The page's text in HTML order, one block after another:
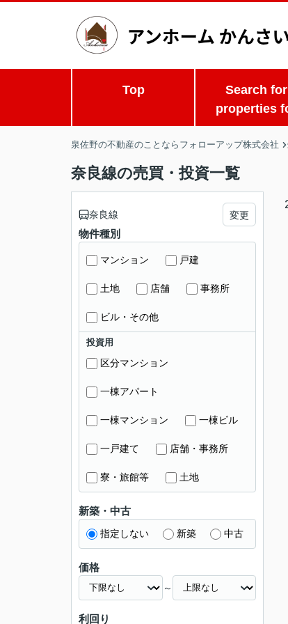
Top
Search for
properties
泉佐野の不動産のことならフォローアップ株式会社
奈良線の売買・投資一覧
奈良線 変更
物件種別
マンション 戸建
土地 店舗 事務所
ビル・その他
投資用
区分マンション
一棟アパート
一棟マンション 一棟ビル
一戸建て 店舗・事務所
寮・旅館等 土地
新築・中古
指定しない 新築 中古
価格
～
利回り